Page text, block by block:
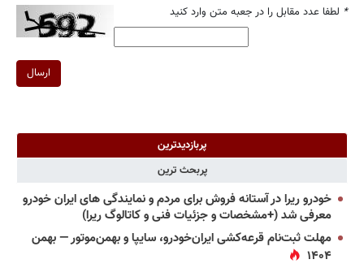
* لطفا عدد مقابل را در جعبه متن وارد کنید
ارسال
پربازدیدترین
پربحث ترین
خودرو ریرا در آستانه فروش برای مردم و نمایندگی های ایران خودرو
معرفی شد (+مشخصات و جزئیات فنی و کاتالوگ ریرا)
مهلت ثبت‌نام قرعه‌کشی ایران‌خودرو، سایپا و بهمن‌موتور — بهمن
۱۴۰۴